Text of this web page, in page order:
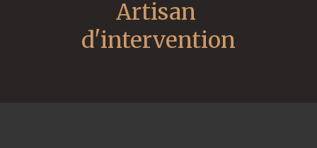
Artisan
d'intervention